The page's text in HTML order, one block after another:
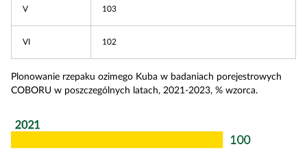
V 103
VI 102
Plonowanie rzepaku ozimego Kuba w badaniach porejestrowych
COBORU w poszczególnych latach, 2021-2023, % wzorca.